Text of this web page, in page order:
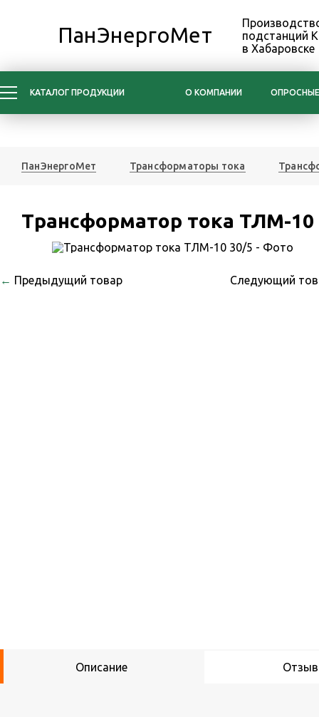
ПанЭнергоМет
подстанций
в Хабаровске
КАТАЛОГ ПРОДУКЦИИ О КОМПАНИИ
ПанЭнергоМет Трансформаторы тока
Трансформатор тока ТЛМ-10
← Предыдущий товар Следующий
Описание